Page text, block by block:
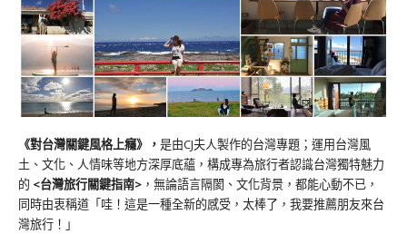
《對台灣關鍵風格上癮》 ， 是由CJ夫人製作的台灣專題；運用台灣風
土、文化、人情味等地方深厚底蘊，構成專為旅行者認識台灣獨特魅力
的 <台灣旅行關鍵指南> ，無論語言隔閡、文化背景，都能心動不已，
同時由衷稱道「哇！這是一種全新的感受，太棒了，我要推薦朋友來台
灣旅行！」